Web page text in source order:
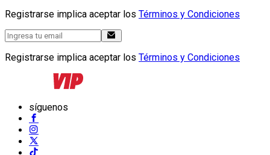
Registrarse implica aceptar los Términos y Condiciones
Registrarse implica aceptar los Términos y Condiciones
síguenos